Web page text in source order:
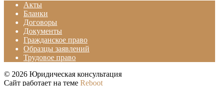
Акты
Бланки
Договоры
Документы
Гражданское право
Образцы заявлений
Трудовое право
© 2026 Юридическая консультация
Сайт работает на теме Reboot